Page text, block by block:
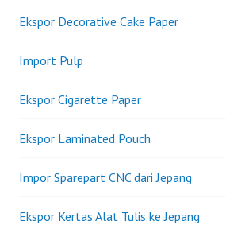
Ekspor Decorative Cake Paper
Import Pulp
Ekspor Cigarette Paper
Ekspor Laminated Pouch
Impor Sparepart CNC dari Jepang
Ekspor Kertas Alat Tulis ke Jepang